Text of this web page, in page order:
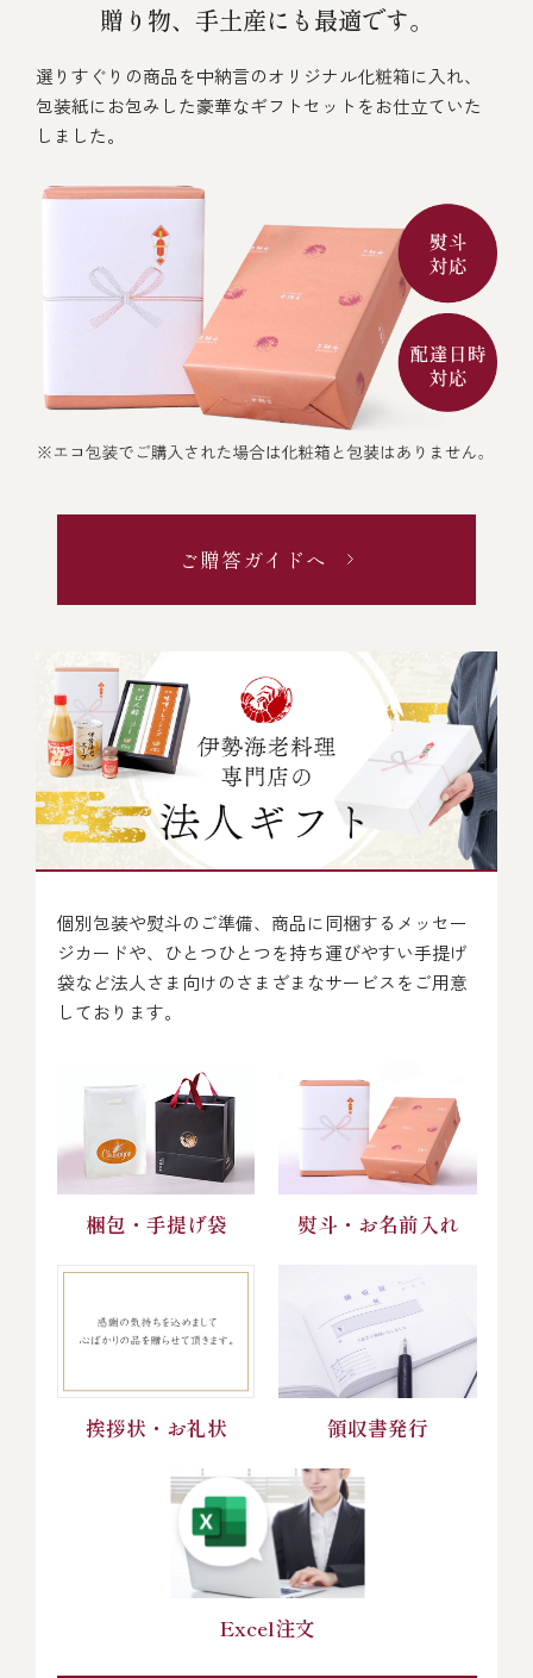
贈り物、手土産にも最適です。
選りすぐりの商品を中納言のオリジナル化粧箱に入れ、
包装紙にお包みした豪華なギフトセットをお仕立ていた
しました。
ご贈答ガイドへ
個別包装や熨斗のご準備、商品に同梱するメッセー
ジカードや、 ひとつひとつを持ち運びやすい手提げ
袋など法人さま向けのさまざまなサービスをご用意
しております。
梱包・手提げ袋 熨斗・お名前入れ
挨拶状・お礼状 領収書発行
Excel注文